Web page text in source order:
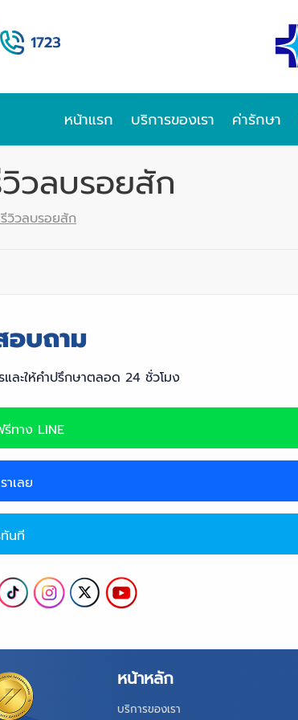
หน้าแรก บริการของเรา ค่ารักษา
วลบรอยสัก
วิวลบรอยสัก
และให้คำปรึกษาตลอด 24 ชั่วโมง
ทาง LINE
าเลย
นที
หน้าหลัก
บริการของเรา